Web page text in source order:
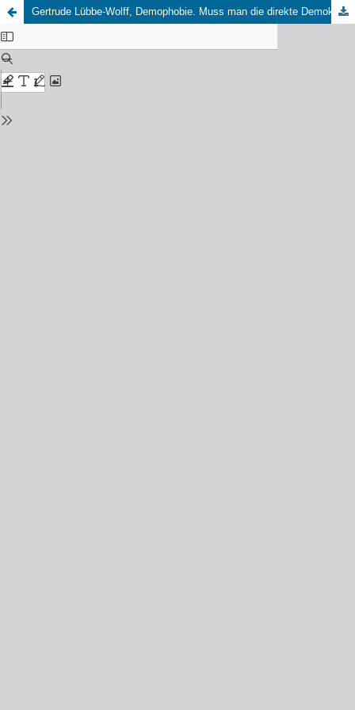
Gertrude Lübbe-Wolff, Demophobie. Muss man die direkte Demokratie fürchten? Frankfurt/M: Klostermann, 2023, 212 S., 24,80,- EUR (Ulrich Arnswald)